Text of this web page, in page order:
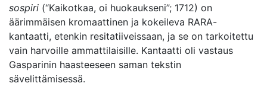
sospiri (“Kaikotkaa, oi huokaukseni”; 1712) on
äärimmäisen kromaattinen ja kokeileva RARA-
kantaatti, etenkin resitatiiveissaan, ja se on tarkoitettu
vain harvoille ammattilaisille. Kantaatti oli vastaus
Gasparinin haasteeseen saman tekstin
sävelittämisessä.